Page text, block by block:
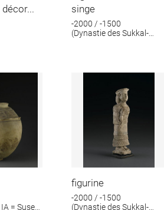
singe
-2000 / -1500
(Dynastie des Sukkal-
= Suse
figurine
-2000 / -1500
(Dynastie des Sukkal-